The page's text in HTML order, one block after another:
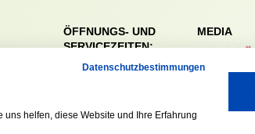
ÖFFNUNGS- UND
SERVICEZEITEN:
Mo. – Fr. 8:00 – 22:00
Uhr
MEDIA
Datenschutzbestimmungen
helfen, diese Website und Ihre Erfahrung